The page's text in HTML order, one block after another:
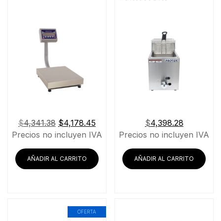
$4,341.38 El
precio
original
era:
$4,341.38.
$4,178.45El
precio
es:
$4,178.45.
Precios no incluyen IVA
AÑADIR AL CARRITO
$4,398.28
Precios no incluyen IVA
AÑADIR AL CARRITO
OFERTA